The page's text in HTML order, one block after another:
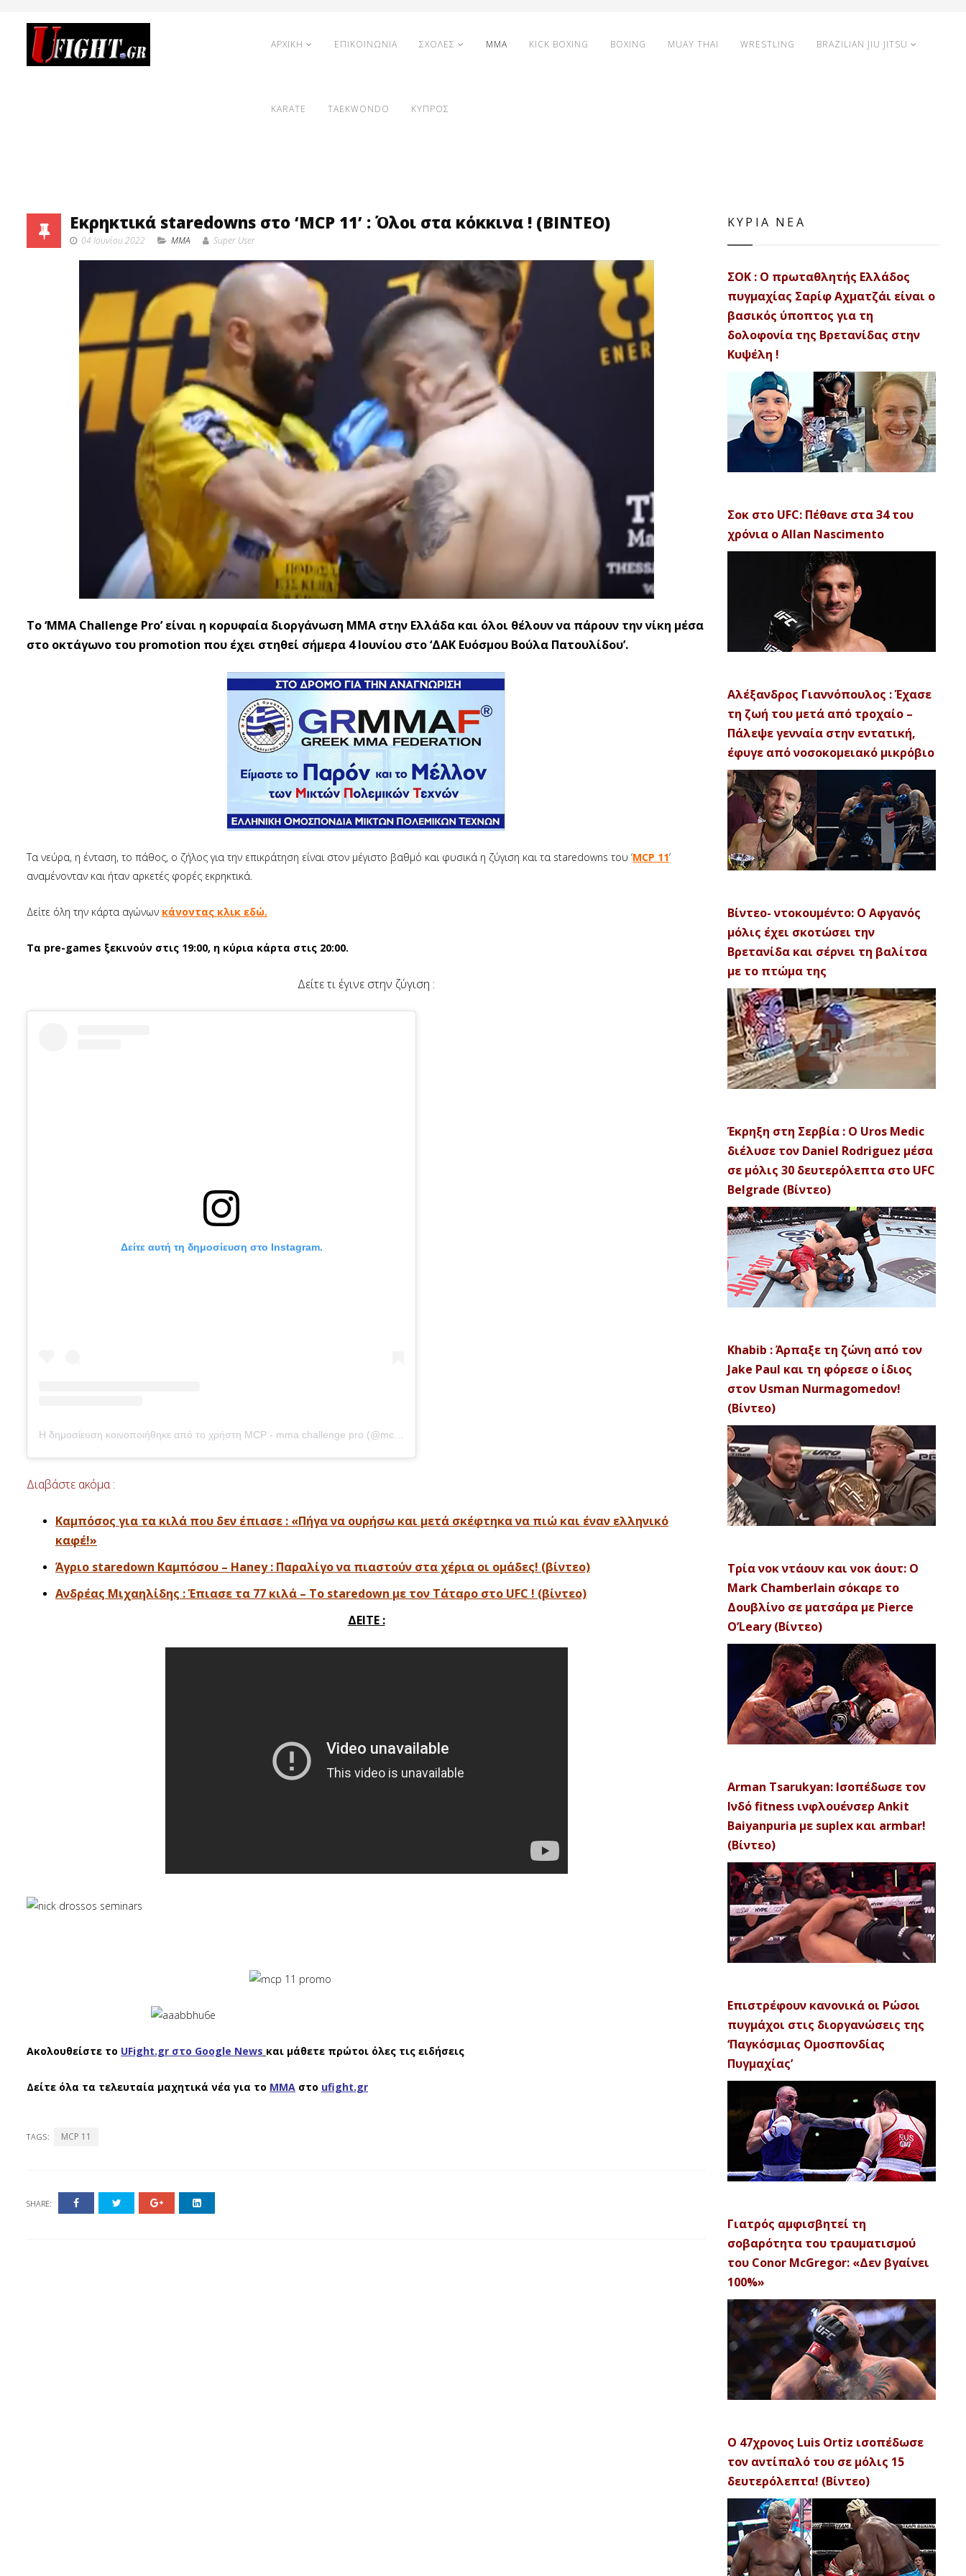
ΑΡΧΙΚΗ ΕΠΙΚΟΙΝΩΝΙΑ ΣΧΟΛΕΣ MMA KICK BOXING BOXING MUAY THAI WRESTLING BRAZILIAN JIU JITSU
KARATE TAEKWONDO ΚΥΠΡΟΣ
Εκρηκτικά staredowns στο ‘MCP 11’ : Όλοι στα κόκκινα ! (ΒΙΝΤΕΟ)
04 Ιουνίου 2022 MMA Super User
Το ‘MMA Challenge Pro’ είναι η κορυφαία διοργάνωση ΜΜΑ στην Ελλάδα και όλοι θέλουν να πάρουν την νίκη μέσα
στο οκτάγωνο του promotion που έχει στηθεί σήμερα 4 Ιουνίου στο ‘ΔΑΚ Ευόσμου Βούλα Πατουλίδου’.
Τα νεύρα, η ένταση, το πάθος, ο ζήλος για την επικράτηση είναι στον μέγιστο βαθμό και φυσικά η ζύγιση και τα staredowns του ‘MCP 11’
αναμένονταν και ήταν αρκετές φορές εκρηκτικά.
Δείτε όλη την κάρτα αγώνων κάνοντας κλικ εδώ.
Τα pre-games ξεκινούν στις 19:00, η κύρια κάρτα στις 20:00.
Δείτε τι έγινε στην ζύγιση :
Δείτε αυτή τη δημοσίευση στο Instagram.
Η δημοσίευση κοινοποιήθηκε από το χρήστη MCP - mma challenge pro (@mcp_greece)
Διαβάστε ακόμα :
Καμπόσος για τα κιλά που δεν έπιασε : «Πήγα να ουρήσω και μετά σκέφτηκα να πιώ και έναν ελληνικό
καφέ!»
Άγριο staredown Καμπόσου – Haney : Παραλίγο να πιαστούν στα χέρια οι ομάδες! (βίντεο)
Ανδρέας Μιχαηλίδης : Έπιασε τα 77 κιλά – Το staredown με τον Τάταρο στο UFC ! (βίντεο)
ΔΕΙΤΕ :
Ακολουθείστε το UFight.gr στο Google News και μάθετε πρώτοι όλες τις ειδήσεις
Δείτε όλα τα τελευταία μαχητικά νέα για το ΜΜΑ στο ufight.gr
TAGS: MCP 11
SHARE:
ΚΥΡΙΑ ΝΕΑ
ΣΟΚ : Ο πρωταθλητής Ελλάδος
πυγμαχίας Σαρίφ Αχματζάι είναι ο
βασικός ύποπτος για τη
δολοφονία της Βρετανίδας στην
Κυψέλη !
Σοκ στο UFC: Πέθανε στα 34 του
χρόνια ο Allan Nascimento
Αλέξανδρος Γιαννόπουλος : Έχασε
τη ζωή του μετά από τροχαίο –
Πάλεψε γενναία στην εντατική,
έφυγε από νοσοκομειακό μικρόβιο
Βίντεο- ντοκουμέντο: Ο Αφγανός
μόλις έχει σκοτώσει την
Βρετανίδα και σέρνει τη βαλίτσα
με το πτώμα της
Έκρηξη στη Σερβία : Ο Uros Medic
διέλυσε τον Daniel Rodriguez μέσα
σε μόλις 30 δευτερόλεπτα στο UFC
Belgrade (Βίντεο)
Khabib : Άρπαξε τη ζώνη από τον
Jake Paul και τη φόρεσε ο ίδιος
στον Usman Nurmagomedov!
(Βίντεο)
Τρία νοκ ντάουν και νοκ άουτ: Ο
Mark Chamberlain σόκαρε το
Δουβλίνο σε ματσάρα με Pierce
O’Leary (Βίντεο)
Arman Tsarukyan: Ισοπέδωσε τον
Ινδό fitness ινφλουένσερ Ankit
Baiyanpuria με suplex και armbar!
(Βίντεο)
Επιστρέφουν κανονικά οι Ρώσοι
πυγμάχοι στις διοργανώσεις της
‘Παγκόσμιας Ομοσπονδίας
Πυγμαχίας’
Γιατρός αμφισβητεί τη
σοβαρότητα του τραυματισμού
του Conor McGregor: «Δεν βγαίνει
100%»
Ο 47χρονος Luis Ortiz ισοπέδωσε
τον αντίπαλό του σε μόλις 15
δευτερόλεπτα! (Βίντεο)